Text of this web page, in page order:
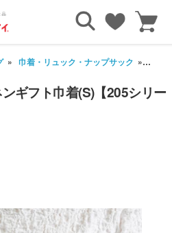
巾着・リュック・ナップサック 3.5オ
ギフト巾着(S)【205シリー